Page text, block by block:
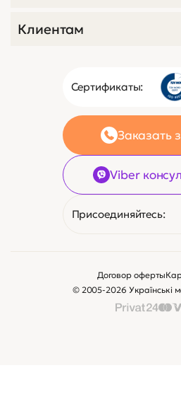
Сертификаты:
Заказать
Viber
Присоединяйтесь:
Клиентам
© 2005-2026 Українські
Договор оферты